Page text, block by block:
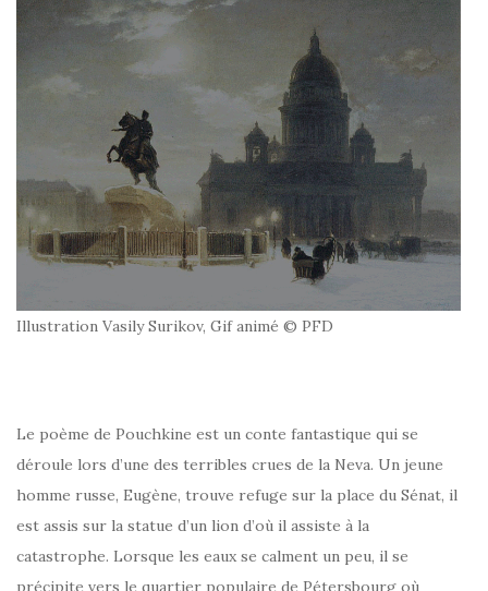
Illustration Vasily Surikov, Gif animé © PFD
Le poème de Pouchkine est un conte fantastique qui se
déroule lors d’une des terribles crues de la Neva. Un jeune
homme russe, Eugène, trouve refuge sur la place du Sénat, il
est assis sur la statue d’un lion d’où il assiste à la
catastrophe. Lorsque les eaux se calment un peu, il se
précipite vers le quartier populaire de Pétersbourg où